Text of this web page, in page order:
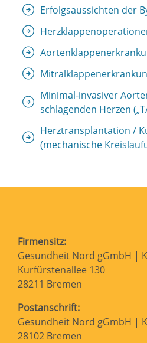
Erfolgsaussichten der
Minimal-invasiver
schlagenden Herzen
Herztransplantation /
(mechanische
Firmensitz:
Gesundheit Nord gGmbH |
Kurfürstenallee 130
28211 Bremen
Postanschrift:
Gesundheit Nord gGmbH |
28102 Bremen